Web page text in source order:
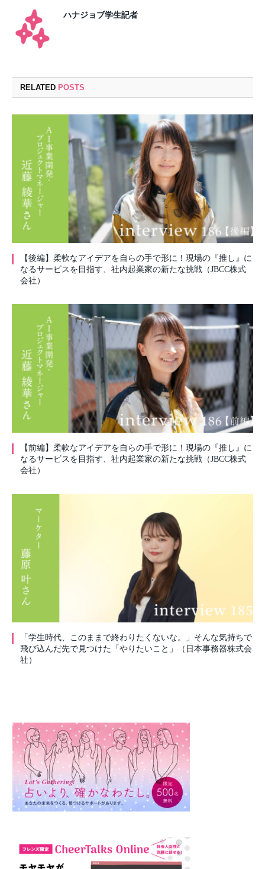
ハナジョブ学生記者
RELATED POSTS
【後編】柔軟なアイデアを自らの手で形に！現場の『推し』に
なるサービスを目指す、社内起業家の新たな挑戦（JBCC株式
会社）
【前編】柔軟なアイデアを自らの手で形に！現場の『推し』に
なるサービスを目指す、社内起業家の新たな挑戦（JBCC株式
会社）
「学生時代、このままで終わりたくないな。」そんな気持ちで
飛び込んだ先で見つけた「やりたいこと」（日本事務器株式会
社）